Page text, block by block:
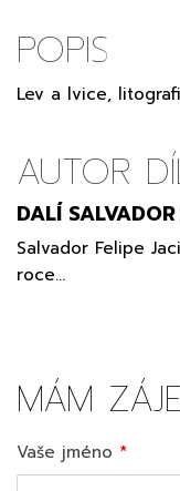
POPIS
Lev a lvice,
AUTOR
DALÍ
Salvador Felipe
roce…
MÁM
Vaše jméno